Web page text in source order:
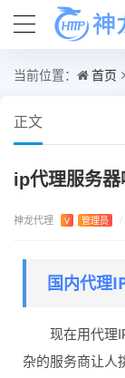
当前位置： 首页
正文
ip代理服务
神龙代理 V 管理员 /
国内代理
现在用代理
杂的服务商让人